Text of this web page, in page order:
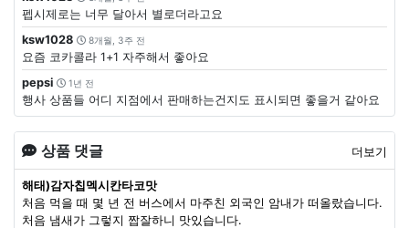
펩시제로는 너무 달아서 별로더라고요
ksw1028
8개월, 3주 전
요즘 코카콜라 1+1 자주해서 좋아요
pepsi
1년 전
행사 상품들 어디 지점에서 판매하는건지도 표시되면 좋을거 같아요
상품 댓글 더보기
해태)감자칩멕시칸타코맛
처음 먹을 때 몇 년 전 버스에서 마주친 외국인 암내가 떠올랐습니다.
처음 냄새가 그렇지 짭잘하니 맛있습니다.